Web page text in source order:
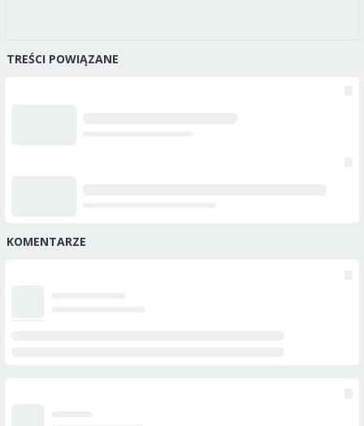
TREŚCI POWIĄZANE
KOMENTARZE